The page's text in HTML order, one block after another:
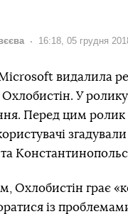
Дата:
16:18, 05 грудня
видалила
Охлобистін. У
Перед цим ролик
Охлобистін грає
із